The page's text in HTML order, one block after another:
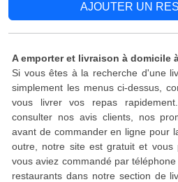
AJOUTER UN
A emporter et livraison à domicile
Si vous êtes à la recherche d'une
simplement les menus ci-dessus,
vous livrer vos repas
consulter nos avis clients, nos
avant de commander en ligne pour
outre, notre site est gratuit et
vous aviez commandé par
restaurants dans notre section de